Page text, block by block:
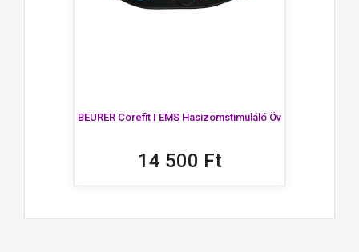
BEURER Corefit I EMS Hasizomstimuláló Öv
14 500 Ft